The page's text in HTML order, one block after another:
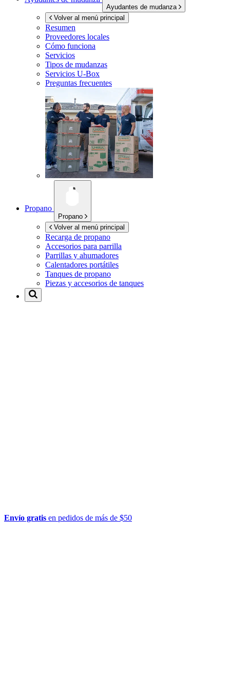
Ayudantes de mudanza
Volver al menú principal
Resumen
Proveedores locales
Cómo funciona
Servicios
Tipos de mudanzas
Servicios U-Box
Preguntas frecuentes
Propano
Propano
Volver al menú principal
Recarga de propano
Accesorios para parrilla
Parrillas y ahumadores
Calentadores portátiles
Tanques de propano
Piezas y accesorios de tanques
Envío gratis en pedidos de más de $50